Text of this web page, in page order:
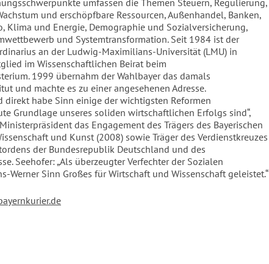
umfassen die Themen Steuern, Regulierung,
und erschöpfbare Ressourcen, Außenhandel, Banken,
Klima und Energie, Demographie und Sozialversicherung,
und Systemtransformation. Seit 1984 ist der
an der Ludwig-Maximilians-Universität (LMU) in
im Wissenschaftlichen Beirat beim
1999 übernahm der Wahlbayer das damals
und machte es zu einer angesehenen Adresse.
direkt habe Sinn einige der wichtigsten Reformen
Grundlage unseres soliden wirtschaftlichen Erfolgs sind“,
das Engagement des Trägers des Bayerischen
und Kunst (2008) sowie Träger des Verdienstkreuzes
der Bundesrepublik Deutschland und des
Seehofer: „Als überzeugter Verfechter der Sozialen
Werner Sinn Großes für Wirtschaft und Wissenschaft geleistet.“